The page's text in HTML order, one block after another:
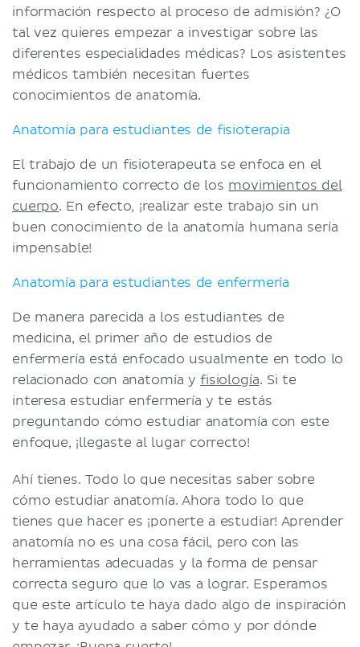
información respecto al proceso de admisión? ¿O
tal vez quieres empezar a investigar sobre las
diferentes especialidades médicas? Los asistentes
médicos también necesitan fuertes
conocimientos de anatomía.
Anatomía para estudiantes de fisioterapia
El trabajo de un fisioterapeuta se enfoca en el
funcionamiento correcto de los movimientos del
cuerpo. En efecto, ¡realizar este trabajo sin un
buen conocimiento de la anatomía humana sería
impensable!
Anatomía para estudiantes de enfermería
De manera parecida a los estudiantes de
medicina, el primer año de estudios de
enfermería está enfocado usualmente en todo lo
relacionado con anatomía yfisiología. Si te
interesa estudiar enfermería y te estás
preguntando cómo estudiar anatomía con este
enfoque, ¡llegaste al lugar correcto!
Ahí tienes. Todo lo que necesitas saber sobre
cómo estudiar anatomía. Ahora todo lo que
tienes que hacer es ¡ponerte a estudiar! Aprender
anatomía no es una cosa fácil, pero con las
herramientas adecuadas y la forma de pensar
correcta seguro que lo vas a lograr. Esperamos
que este artículo te haya dado algo de inspiración
y te haya ayudado a saber cómo y por dónde